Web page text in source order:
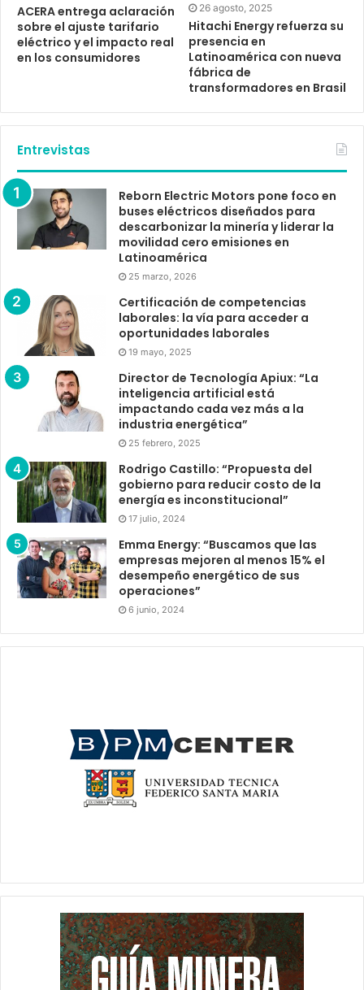
ACERA entrega aclaración
sobre el ajuste tarifario
eléctrico y el impacto real
en los consumidores
26 agosto, 2025
Hitachi Energy refuerza su
presencia en
Latinoamérica con nueva
fábrica de
transformadores en Brasil
Entrevistas
Reborn Electric Motors pone foco en
buses eléctricos diseñados para
descarbonizar la minería y liderar la
movilidad cero emisiones en
Latinoamérica
25 marzo, 2026
Certificación de competencias
laborales: la vía para acceder a
oportunidades laborales
19 mayo, 2025
Director de Tecnología Apiux: “La
inteligencia artificial está
impactando cada vez más a la
industria energética”
25 febrero, 2025
Rodrigo Castillo: “Propuesta del
gobierno para reducir costo de la
energía es inconstitucional”
17 julio, 2024
Emma Energy: “Buscamos que las
empresas mejoren al menos 15% el
desempeño energético de sus
operaciones”
6 junio, 2024